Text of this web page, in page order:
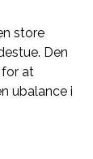
store
Den
at
ubalance i